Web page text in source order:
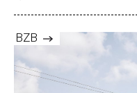
BZB